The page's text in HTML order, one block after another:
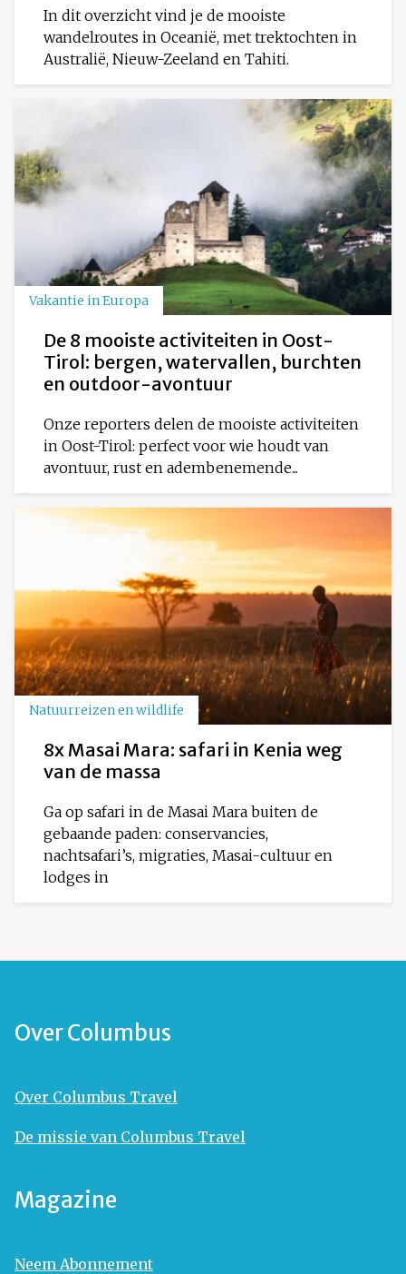
In dit overzicht vind je de mooiste
wandelroutes in Oceanië, met trektochten in
Australië, Nieuw-Zeeland en Tahiti.
Vakantie in Europa
De 8 mooiste activiteiten in Oost-
Tirol: bergen, watervallen, burchten
en outdoor-avontuur
Onze reporters delen de mooiste activiteiten
in Oost-Tirol: perfect voor wie houdt van
avontuur, rust en adembenemende...
Natuurreizen en wildlife
8x Masai Mara: safari in Kenia weg
van de massa
Ga op safari in de Masai Mara buiten de
gebaande paden: conservancies,
nachtsafari’s, migraties, Masai-cultuur en
lodges in
Over Columbus
Over Columbus Travel
De missie van Columbus Travel
Magazine
Neem Abonnement